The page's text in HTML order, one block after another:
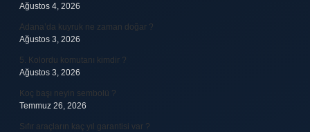
Ağustos 4, 2026
Adana’da kuyruk ne zaman doğar ?
Ağustos 3, 2026
5. Kolordu komutanı kimdir ?
Ağustos 3, 2026
Koç başı neyin sembolü ?
Temmuz 26, 2026
Sıfır araçların kaç yıl garantisi var ?